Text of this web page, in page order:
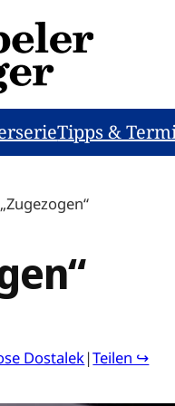
Tipps &
„Zugezogen“
Dostalek|Teilen ↪